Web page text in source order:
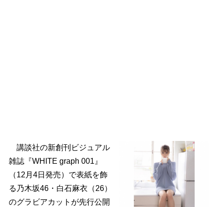
講談社の新創刊ビジュアル
雑誌『WHITE graph 001』
（12月4日発売）で表紙を飾
る乃木坂46・白石麻衣（26）
のグラビアカットが先行公開